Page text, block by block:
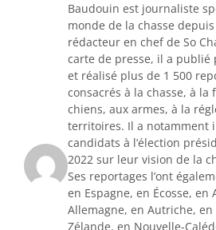
Baudouin est journaliste
monde de la chasse
rédacteur en chef de So
carte de presse, il a publié
et réalisé plus de 1 500
consacrés à la chasse, à la
chiens, aux armes, à la
territoires. Il a notamment
candidats à l’élection
2022 sur leur vision de la
Ses reportages l’ont
en Espagne, en Écosse, en
Allemagne, en Autriche,
Zélande, en Nouvelle-